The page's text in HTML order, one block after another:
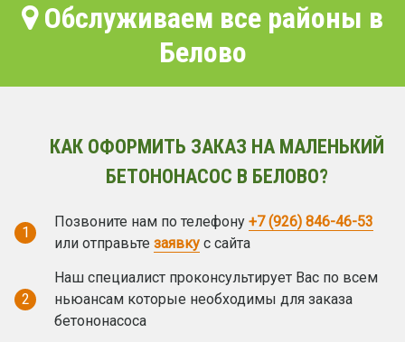
Обслуживаем все районы в
Белово
КАК ОФОРМИТЬ ЗАКАЗ НА МАЛЕНЬКИЙ
БЕТОНОНАСОС В БЕЛОВО?
1
Позвоните нам по телефону +7 (926) 846-46-53
или отправьте заявку с сайта
2
Наш специалист проконсультирует Вас по всем
ньюансам которые необходимы для заказа
бетононасоса